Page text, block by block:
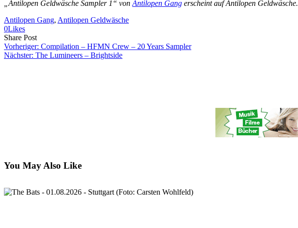
„Antilopen Geldwäsche Sampler 1“ von Antilopen Gang erscheint auf Antilopen Geldwäsche.
Antilopen Gang, Antilopen Geldwäsche
0Likes
Share PostShare
on
Facebook
Copy
URL
to
Send
Link
via
Vorheriger: Compilation – HFMN Crew – 20 Years Sampler
Nächster: The Lumineers – Brightside
You May Also Like